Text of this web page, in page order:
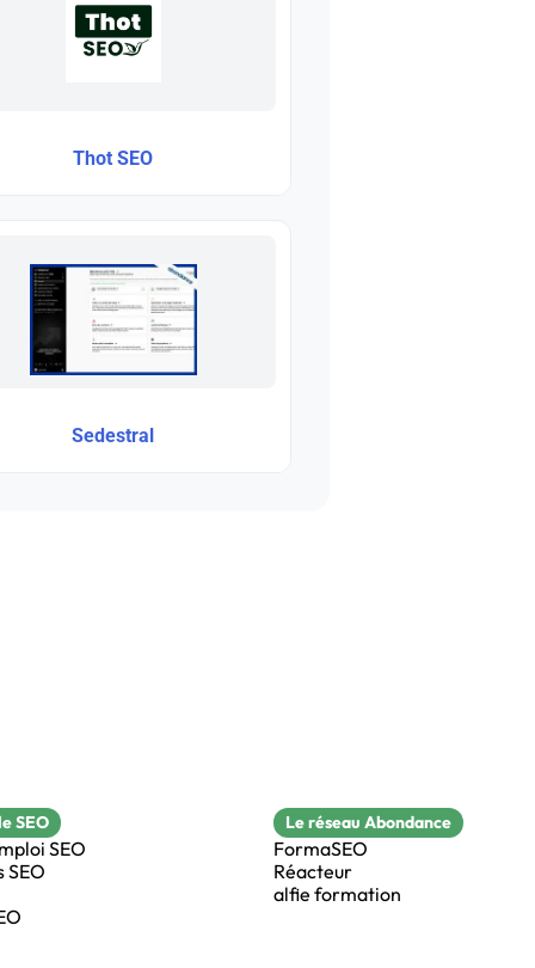
Thot SEO
Sedestral
SEO
SEO
SEO
Le réseau Abondance
FormaSEO
Réacteur
alfie formation